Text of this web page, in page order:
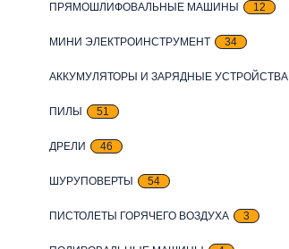
ПРЯМОШЛИФОВАЛЬНЫЕ МАШИНЫ 12
МИНИ ЭЛЕКТРОИНСТРУМЕНТ 34
АККУМУЛЯТОРЫ И ЗАРЯДНЫЕ УСТРОЙСТВА
ПИЛЫ 51
ДРЕЛИ 46
ШУРУПОВЕРТЫ 54
ПИСТОЛЕТЫ ГОРЯЧЕГО ВОЗДУХА 3